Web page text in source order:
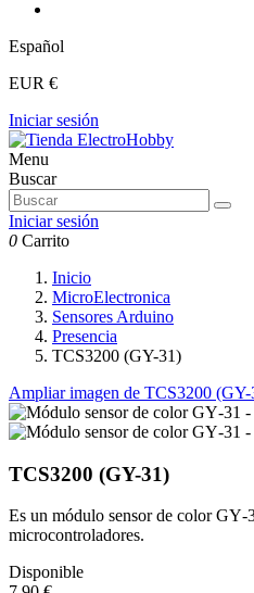
Español
EUR €
Iniciar sesión
Menu
Buscar
Iniciar sesión
0 Carrito
Inicio
MicroElectronica
Sensores Arduino
Presencia
TCS3200 (GY-31)
Ampliar imagen de TCS3200 (GY-
TCS3200 (GY-31)
Es un módulo sensor de color
microcontroladores.
Disponible